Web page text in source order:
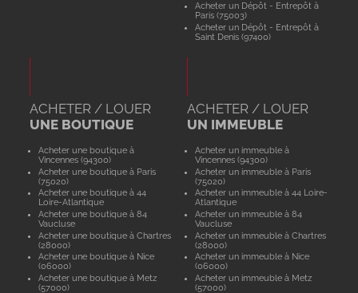
Acheter un Dépôt - Entrepôt à
Paris (75003)
Acheter un Dépôt - Entrepôt à
Saint Denis (97400)
ACHETER / LOUER
UNE BOUTIQUE
Acheter une boutique à
Vincennes (94300)
Acheter une boutique à Paris
(75020)
Acheter une boutique à 44
Loire-Atlantique
Acheter une boutique à 84
Vaucluse
Acheter une boutique à Chartres
(28000)
Acheter une boutique à Nice
(06000)
Acheter une boutique à Metz
(57000)
ACHETER / LOUER
UN IMMEUBLE
Acheter un immeuble à
Vincennes (94300)
Acheter un immeuble à Paris
(75020)
Acheter un immeuble à 44 Loire-
Atlantique
Acheter un immeuble à 84
Vaucluse
Acheter un immeuble à Chartres
(28000)
Acheter un immeuble à Nice
(06000)
Acheter un immeuble à Metz
(57000)